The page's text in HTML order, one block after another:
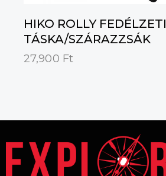
HIKO ROLLY FEDÉLZETI
TÁSKA/SZÁRAZZSÁK
27,900 Ft